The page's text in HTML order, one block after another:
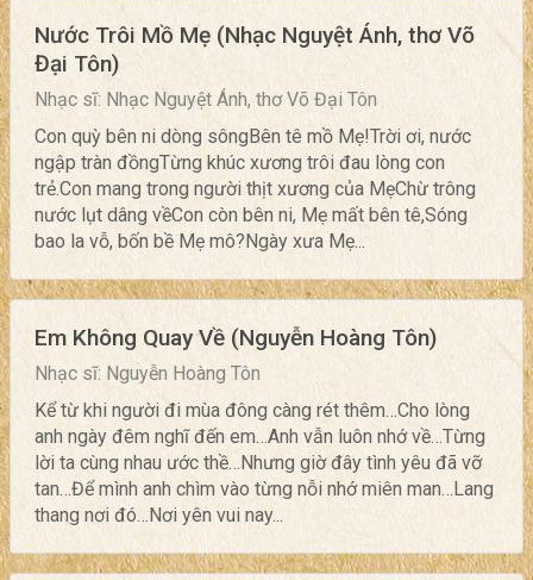
Nước Trôi Mồ Mẹ (Nhạc Nguyệt Ánh, thơ Võ
Đại Tôn)
Nhạc sĩ: Nhạc Nguyệt Ánh, thơ Võ Đại Tôn
Con quỳ bên ni dòng sôngBên tê mồ Mẹ!Trời ơi, nước
ngập tràn đồngTừng khúc xương trôi đau lòng con
trẻ.Con mang trong người thịt xương của MẹChừ trông
nước lụt dâng vềCon còn bên ni, Mẹ mất bên tê,Sóng
bao la vỗ, bốn bề Mẹ mô?Ngày xưa Mẹ...
Em Không Quay Về (Nguyễn Hoàng Tôn)
Nhạc sĩ: Nguyễn Hoàng Tôn
Kể từ khi người đi mùa đông càng rét thêm…Cho lòng
anh ngày đêm nghĩ đến em…Anh vẫn luôn nhớ về…Từng
lời ta cùng nhau ước thề…Nhưng giờ đây tình yêu đã vỡ
tan…Để mình anh chìm vào từng nỗi nhớ miên man…Lang
thang nơi đó…Nơi yên vui nay...